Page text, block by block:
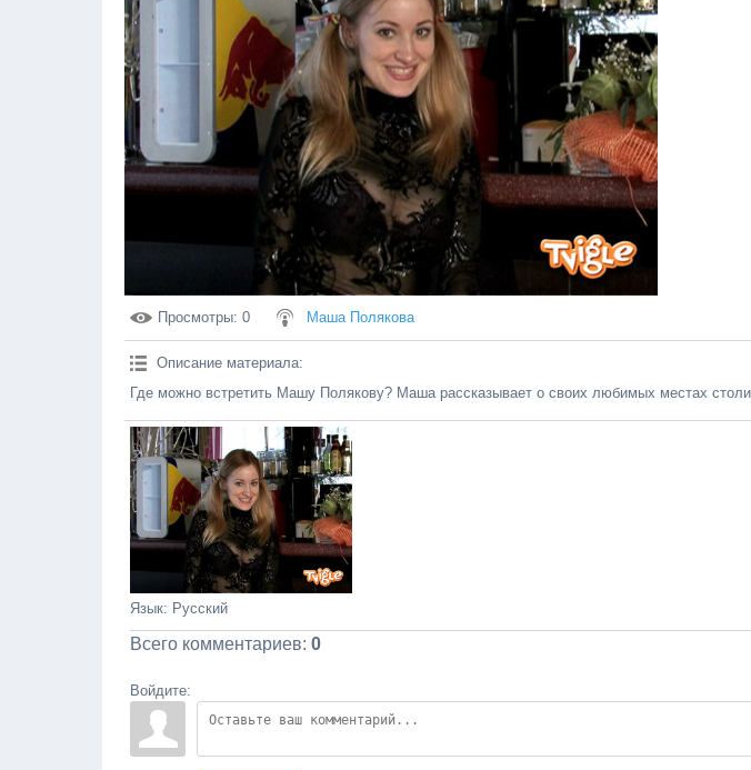
Просмотры: 0 Маша Полякова
Описание материала:
Где можно встретить Машу Полякову? Маша рассказывает о своих любимых местах
Язык: Русский
Всего комментариев: 0
Войдите: